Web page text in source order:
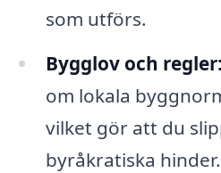
som utförs.
Bygglov och regler:
om lokala
vilket gör att du
byråkratiska hinder.